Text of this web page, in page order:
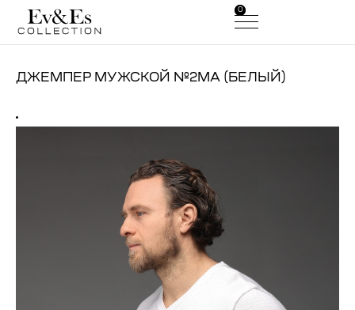
0
0
ДЖЕМПЕР МУЖСКОЙ №2МА (БЕЛЫЙ)